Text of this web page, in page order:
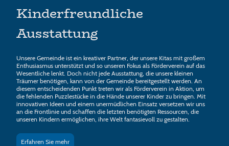
Kinderfreundliche
Ausstattung
Unsere Gemeinde ist ein kreativer Partner, der unsere Kitas mit großem
Enthusiasmus unterstützt und so unseren Fokus als Förderverein auf das
Wesentliche lenkt. Doch nicht jede Ausstattung, die unsere kleinen
Träumer benötigen, kann von der Gemeinde bereitgestellt werden. An
diesem entscheidenden Punkt treten wir als Förderverein in Aktion, um
die fehlenden Puzzlestücke in die Hände unserer Kinder zu bringen. Mit
innovativen Ideen und einem unermüdlichen Einsatz versetzen wir uns
an die Frontlinie und schaffen die letzten benötigten Ressourcen, die
unseren Kindern ermöglichen, ihre Welt fantasievoll zu gestalten.
Erfahren Sie mehr